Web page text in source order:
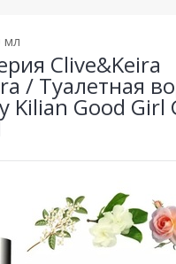
мл
Clive&Keira
/ Туалетная
Kilian Good Girl